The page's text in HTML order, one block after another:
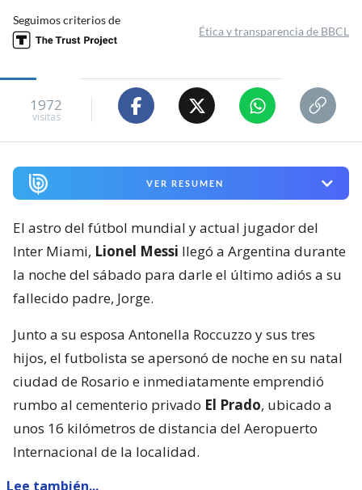
Seguimos criterios de
Ética y transparencia de BBCL
1972
visitas
VER RESUMEN
El astro del fútbol mundial y actual jugador del
Inter Miami, Lionel Messi llegó a Argentina durante
la noche del sábado para darle el último adiós a su
fallecido padre, Jorge.
Junto a su esposa Antonella Roccuzzo y sus tres
hijos, el futbolista se apersonó de noche en su natal
ciudad de Rosario e inmediatamente emprendió
rumbo al cementerio privado El Prado, ubicado a
unos 16 kilómetros de distancia del Aeropuerto
Internacional de la localidad.
Lee también...